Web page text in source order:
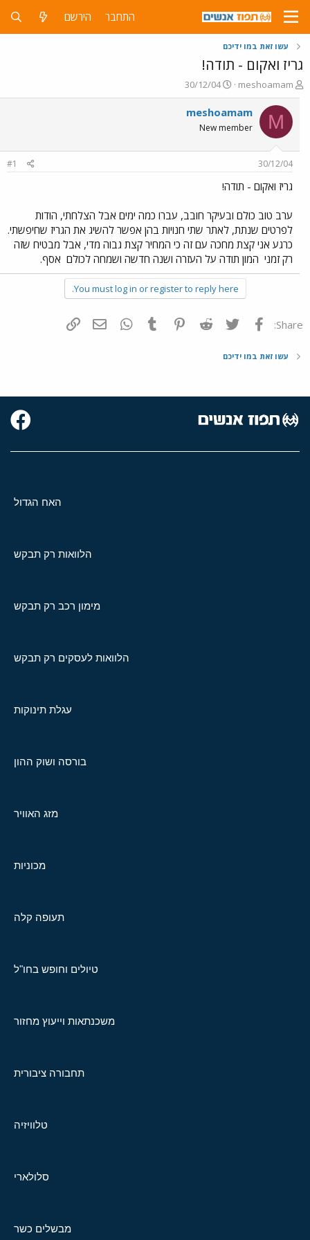
התחבר הירשם
עשו זאת במו ידיכם
גריז ואקום - תודה!
פ
ו
ת
ח
ה
ש
א
meshoamam
פ
ו
ר
ם
30/12/04
M
meshoamam
New member
30/12/04
#1
גריז ואקום - תודה!
ערב טוב כולם ובעיקר חובב, עברו כמה ימים אבל הצלחתי, הודות
לפרטים שנתת, לאתר שתי חנויות בהן אפשר להשיג את הגריז שחיפשתי.
כרגע אני קצת מחכה עם זה כי המחיר קצת גבוה מדי, אבל מבטיח שזה
רק זמני המון תודה על העזרה ושנה חדשה ושמחה לכולם אסף.
You must log in or register to reply here.
Share: פייסבוק Twitter
Reddit
Pinterest
Tumblr
WhatsAppדואר אלקטרוני
עשו זאת במו ידיכם
האח הגדול
הלוואות רק תבקש
מימון רכב רק תבקש
הלוואות לעסקים רק תבקש
עגלת תינוקות
בורסה ושוק ההון
מזג האוויר
מכוניות
תעופה קלה
טיולים וחופש בחו"ל
משכנתאות וייעוץ מחזור
תחבורה ציבורית
טלוויזיה
סלולארי
מבשלים כשר